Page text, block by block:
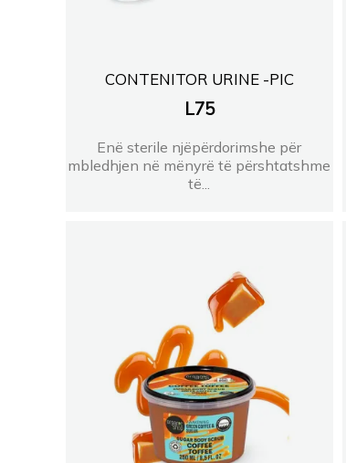
CONTENITOR URINE -PIC
L75
Enë sterile njëpërdorimshe për
mbledhjen në mënyrë të përshtatshme
të...